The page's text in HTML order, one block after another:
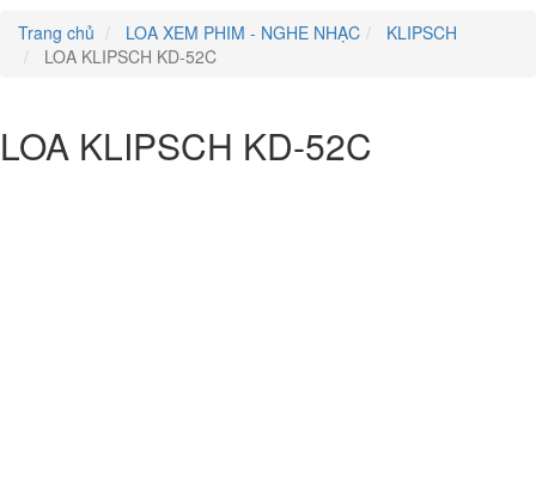
Trang chủ
LOA XEM PHIM - NGHE NHẠC
KLIPSCH
LOA KLIPSCH KD-52C
LOA KLIPSCH KD-52C